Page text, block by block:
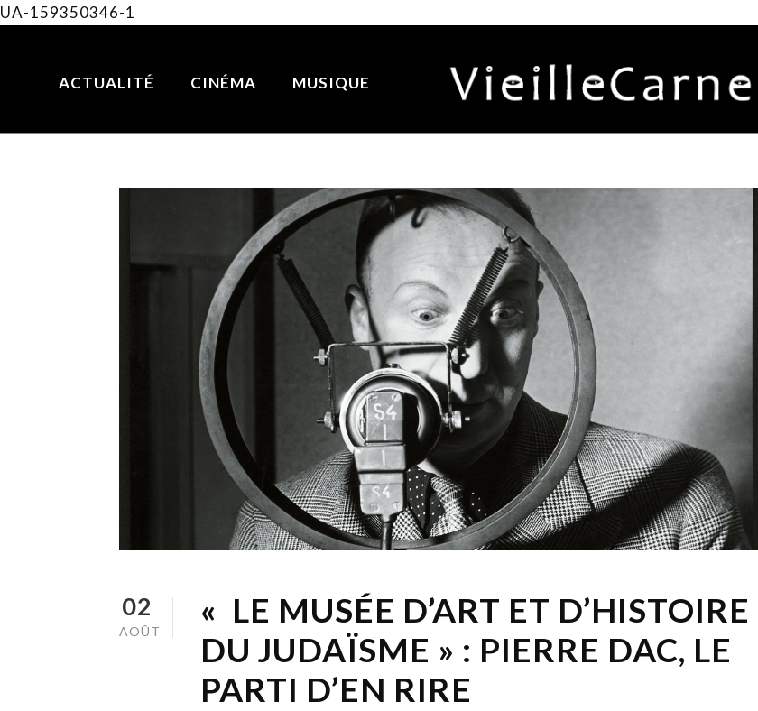
UA-159350346-1
ACTUALITÉ CINÉMA MUSIQUE
02
AOÛT
« LE MUSÉE D’ART ET D’HISTOIRE
DU JUDAÏSME » : PIERRE DAC, LE
PARTI D’EN RIRE